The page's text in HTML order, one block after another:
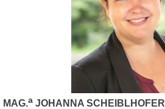
MAG.a JOHANNA SCHEIBLHOFER